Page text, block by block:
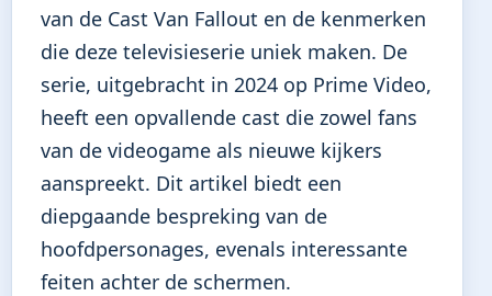
van de Cast Van Fallout en de kenmerken
die deze televisieserie uniek maken. De
serie, uitgebracht in 2024 op Prime Video,
heeft een opvallende cast die zowel fans
van de videogame als nieuwe kijkers
aanspreekt. Dit artikel biedt een
diepgaande bespreking van de
hoofdpersonages, evenals interessante
feiten achter de schermen.